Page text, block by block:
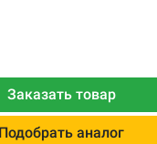
Заказать товар
Подобрать аналог